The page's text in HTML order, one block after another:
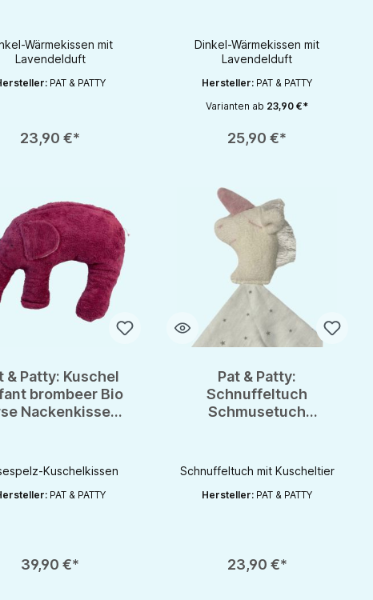
Wärmekissen mit
Lavendelduft
PAT & PATTY
23,90 €*
Dinkel-Wärmekissen mit
Lavendelduft
Hersteller: PAT & PATTY
Varianten ab 23,90 €*
25,90 €*
& Patty: Kuschel
brombeer Bio
Nackenkissen
Kuschelkissen
PAT & PATTY
39,90 €*
Pat & Patty:
Schnuffeltuch
Schmusetuch
Baumwolle
Schnuffeltuch mit Kuscheltier
Hersteller: PAT & PATTY
23,90 €*